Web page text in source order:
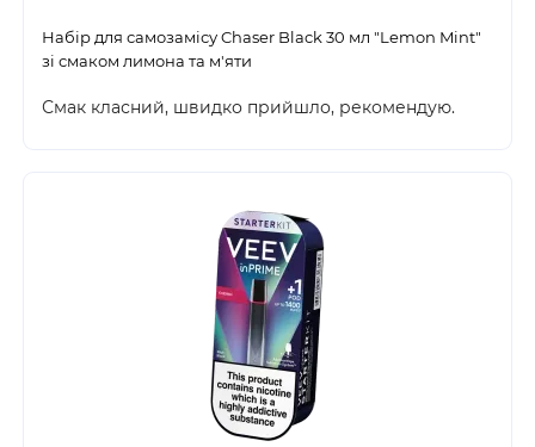
Набір для самозамісу Chaser Black 30 мл "Lemon Mint"
зі смаком лимона та м'яти
Смак класний, швидко прийшло, рекомендую.